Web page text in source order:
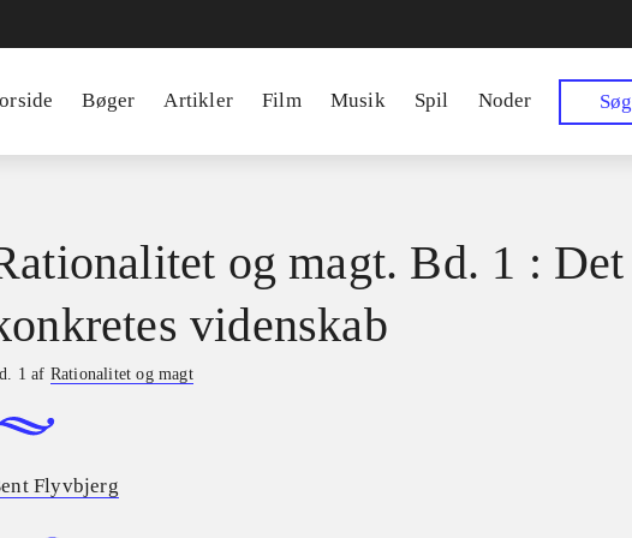
Bøger Artikler Film Musik Spil Noder Søg
og magt. Bd. 1 : Det
videnskab
1 af Rationalitet og magt
Flyvbjerg